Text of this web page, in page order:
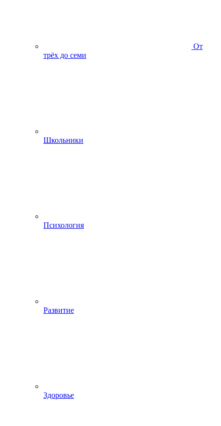
От
трёх до семи
Школьники
Психология
Развитие
Здоровье